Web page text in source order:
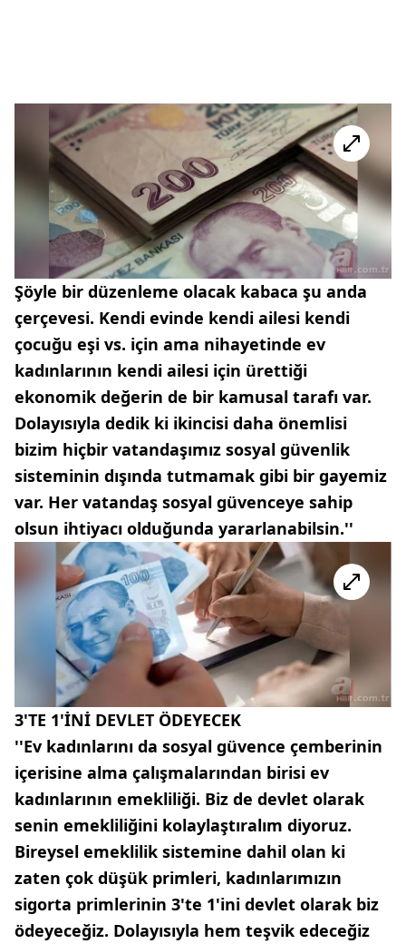
Şöyle bir düzenleme olacak kabaca şu anda
çerçevesi. Kendi evinde kendi ailesi kendi
çocuğu eşi vs. için ama nihayetinde ev
kadınlarının kendi ailesi için ürettiği
ekonomik değerin de bir kamusal tarafı var.
Dolayısıyla dedik ki ikincisi daha önemlisi
bizim hiçbir vatandaşımız sosyal güvenlik
sisteminin dışında tutmamak gibi bir gayemiz
var. Her vatandaş sosyal güvenceye sahip
olsun ihtiyacı olduğunda yararlanabilsin.''
3'TE 1'İNİ DEVLET ÖDEYECEK
''Ev kadınlarını da sosyal güvence çemberinin
içerisine alma çalışmalarından birisi ev
kadınlarının emekliliği. Biz de devlet olarak
senin emekliliğini kolaylaştıralım diyoruz.
Bireysel emeklilik sistemine dahil olan ki
zaten çok düşük primleri, kadınlarımızın
sigorta primlerinin 3'te 1'ini devlet olarak biz
ödeyeceğiz. Dolayısıyla hem teşvik edeceğiz